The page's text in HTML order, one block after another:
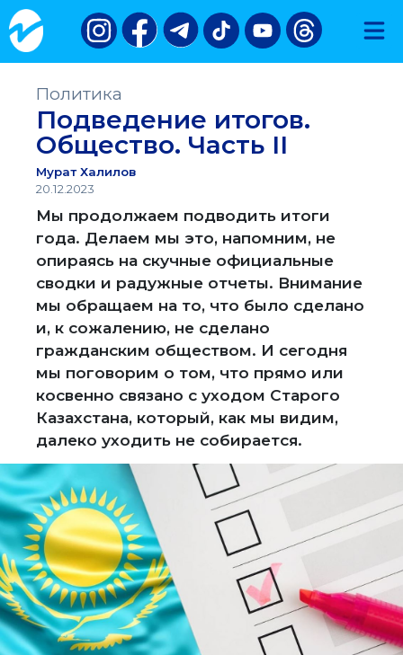
Политика
Подведение итогов.
Общество. Часть II
Мурат Халилов
20.12.2023
Мы продолжаем подводить итоги
года. Делаем мы это, напомним, не
опираясь на скучные официальные
сводки и радужные отчеты. Внимание
мы обращаем на то, что было сделано
и, к сожалению, не сделано
гражданским обществом. И сегодня
мы поговорим о том, что прямо или
косвенно связано с уходом Старого
Казахстана, который, как мы видим,
далеко уходить не собирается.